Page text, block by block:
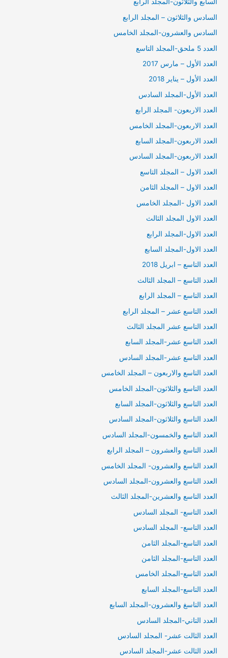
السابع والثلاثون-المجلد الرابع
السادس والثلاثون – المجلد الرابع
السادس والعشرون-المجلد الخامس
العدد 5 ملحق-المجلد التاسع
العدد الأول – مارس 2017
العدد الأول – يناير 2018
العدد الأول-المجلد السادس
العدد الاربعون- المجلد الرابع
العدد الاربعون-المجلد الخامس
العدد الاربعون-المجلد السابع
العدد الاربعون-المجلد السادس
العدد الاول – المجلد التاسع
العدد الاول – المجلد الثامن
العدد الاول -المجلد الخامس
العدد الاول المجلد الثالث
العدد الاول-المجلد الرابع
العدد الاول-المجلد السابع
العدد التاسع – ابريل 2018
العدد التاسع – المجلد الثالث
العدد التاسع – المجلد الرابع
العدد التاسع عشر – المجلد الرابع
العدد التاسع عشر المجلد الثالث
العدد التاسع عشر-المجلد السابع
العدد التاسع عشر-المجلد السادس
العدد التاسع والاربعون – المجلد الخامس
العدد التاسع والثلاثون-المجلد الخامس
العدد التاسع والثلاثون-المجلد السابع
العدد التاسع والثلاثون-المجلد السادس
العدد التاسع والخمسون-المجلد السادس
العدد التاسع والعشرون – المجلد الرابع
العدد التاسع والعشرون- المجلد الخامس
العدد التاسع والعشرون-المجلد السادس
العدد التاسع والعشرين-المجلد الثالث
العدد التاسع- المجلد السادس
العدد التاسع- المجلد السادس
العدد التاسع-المجلد الثامن
العدد التاسع-المجلد الثامن
العدد التاسع-المجلد الخامس
العدد التاسع-المجلد السابع
العدد التاسغ والعشرون-المجلد السابع
العدد التاني-المجلد السادس
العدد الثالت عشر- المجلد السادس
العدد الثالت عشر-المجلد السادس